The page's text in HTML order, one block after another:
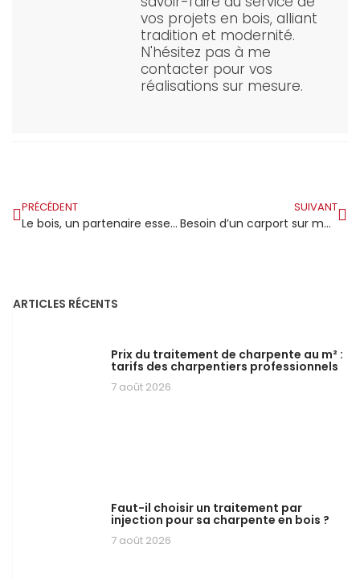
vos projets en bois, alliant
tradition et modernité.
N'hésitez pas à me
contacter pour vos
réalisations sur mesure.
PRÉCÉDENT
Le bois, un partenaire essentiel pour construire une société durable et décarbonée
SUIVANT
Besoin d’un carport sur mesure ? Obtenez un devis personnalisé auprès d’un charpentier qualifié !
ARTICLES RÉCENTS
Prix du traitement de charpente au m² :
tarifs des charpentiers professionnels
7 août 2026
Faut-il choisir un traitement par
injection pour sa charpente en bois ?
7 août 2026